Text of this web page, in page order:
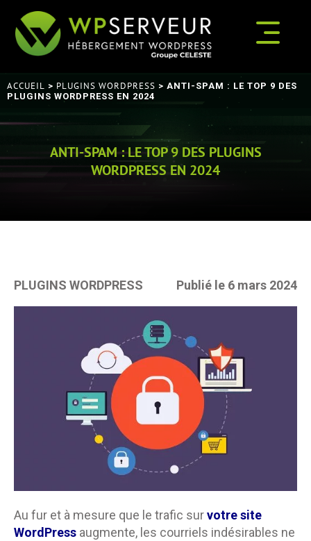
ACCUEIL > PLUGINS WORDPRESS > ANTI-SPAM : LE TOP 9 DES
PLUGINS WORDPRESS EN 2024
ANTI-SPAM : LE TOP 9 DES PLUGINS
WORDPRESS EN 2024
PLUGINS WORDPRESS Publié le 6 mars 2024
Au fur et à mesure que le trafic survotre site
WordPress augmente, les courriels indésirables ne